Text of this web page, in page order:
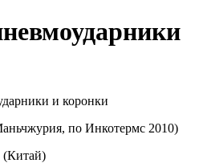
и коронки
по Инкотермс 2010)